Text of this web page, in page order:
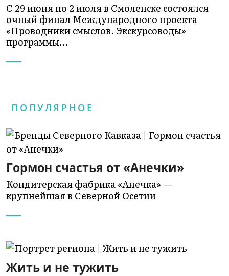
С 29 июня по 2 июля в Смоленске состоялся
очный финал Международного проекта
«Проводники смыслов. Экскурсоводы»
программы…
ПОПУЛЯРНОЕ
Гормон счастья от «Анечки»
Кондитерская фабрика «Анечка» —
крупнейшая в Северной Осетии
Жить и не тужить